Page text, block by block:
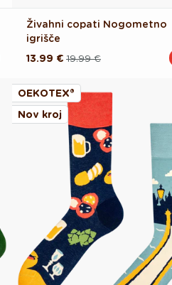
Živahni copati Nogometno
igrišče
Redna 19.99 €
Akcijska
13.99 €
OEKOTEX®
Nov kroj